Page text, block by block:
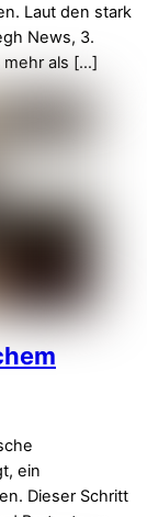
Laut den stark
News, 3.
mehr als […]
ein
Dieser Schritt